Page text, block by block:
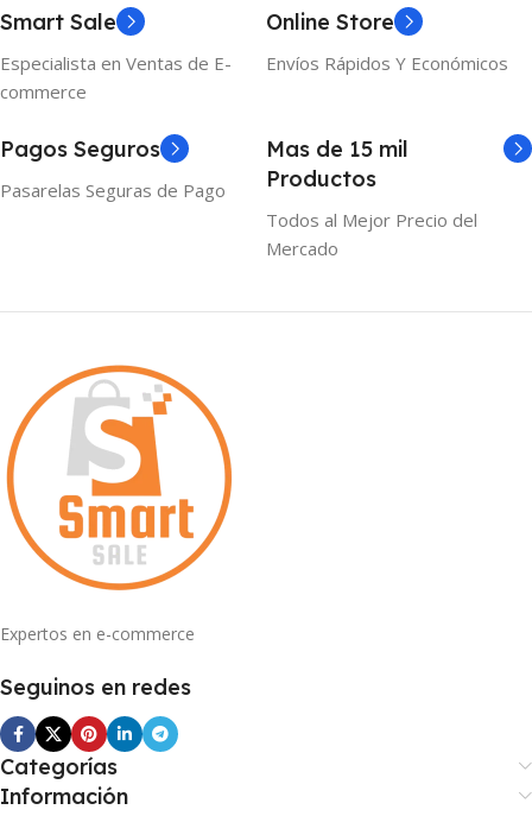
Smart Sale
Especialista en Ventas de E-
commerce
Online Store
Envíos Rápidos Y Económicos
Pagos Seguros
Pasarelas Seguras de Pago
Mas de 15 mil
Productos
Todos al Mejor Precio del
Mercado
Expertos en e-commerce
Seguinos en redes
Categorías
Información